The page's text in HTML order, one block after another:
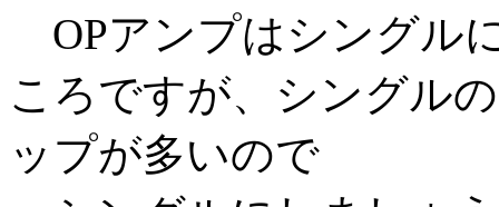
OPアンプはシングル
ころですが、シングル
ップが多いので